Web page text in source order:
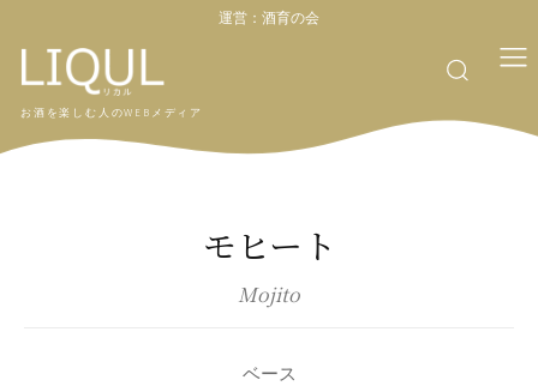
運営： 酒育の会
お酒を楽しむ人のWEBメディア
モヒート
Mojito
ベース